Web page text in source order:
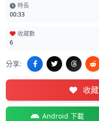
時長
00:33
收藏數
6
分享:
收藏
Android 下載